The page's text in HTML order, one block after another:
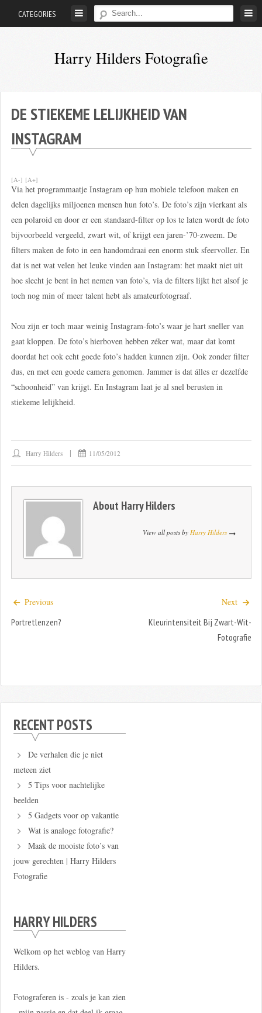
CATEGORIES
Harry Hilders Fotografie
Hilders
DE STIEKEME LELIJKHEID VAN
INSTAGRAM
[A-] [A+]
Via het programmaatje Instagram op hun mobiele telefoon maken en
delen dagelijks miljoenen mensen hun foto’s. De foto’s zijn vierkant als
een polaroid en door er een standaard-filter op los te laten wordt de foto
bijvoorbeeld vergeeld, zwart wit, of krijgt een jaren-’70-zweem. De
filters maken de foto in een handomdraai een enorm stuk sfeervoller. En
dat is net wat velen het leuke vinden aan Instagram: het maakt niet uit
hoe slecht je bent in het nemen van foto’s, via de filters lijkt het alsof je
toch nog min of meer talent hebt als amateurfotograaf.
Nou zijn er toch maar weinig Instagram-foto’s waar je hart sneller van
gaat kloppen. De foto’s hierboven hebben zéker wat, maar dat komt
doordat het ook echt goede foto’s hadden kunnen zijn. Ook zonder filter
dus, en met een goede camera genomen. Jammer is dat álles er dezelfde
“schoonheid” van krijgt. En Instagram laat je al snel berusten in
stiekeme lelijkheid.
Harry Hilders 11/05/2012
About Harry Hilders
View all posts by Harry Hilders
Previous
Portretlenzen?
Next
Kleurintensiteit Bij Zwart-Wit-
Fotografie
RECENT POSTS
De verhalen die je niet
meteen ziet
5 Tips voor nachtelijke
beelden
5 Gadgets voor op vakantie
Wat is analoge fotografie?
Maak de mooiste foto’s van
jouw gerechten | Harry Hilders
Fotografie
HARRY HILDERS
Welkom op het weblog van Harry
Hilders.
Fotograferen is - zoals je kan zien